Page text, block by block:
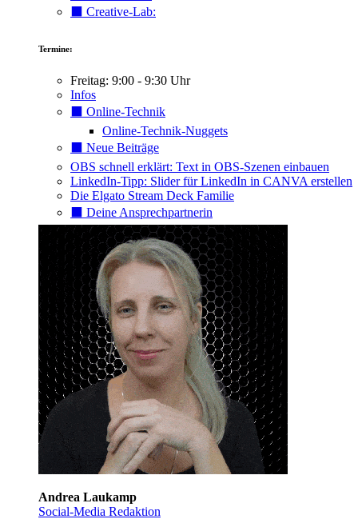
⬛️ Creative-Lab:
Termine:
Freitag: 9:00 - 9:30 Uhr
Infos
⬛️ Online-Technik
Online-Technik-Nuggets
⬛️ Neue Beiträge
OBS schnell erklärt: Text in OBS-Szenen einbauen
LinkedIn-Tipp: Slider für LinkedIn in CANVA erstellen
Die Elgato Stream Deck Familie
⬛️ Deine Ansprechpartnerin
Andrea Laukamp
Social-Media Redaktion